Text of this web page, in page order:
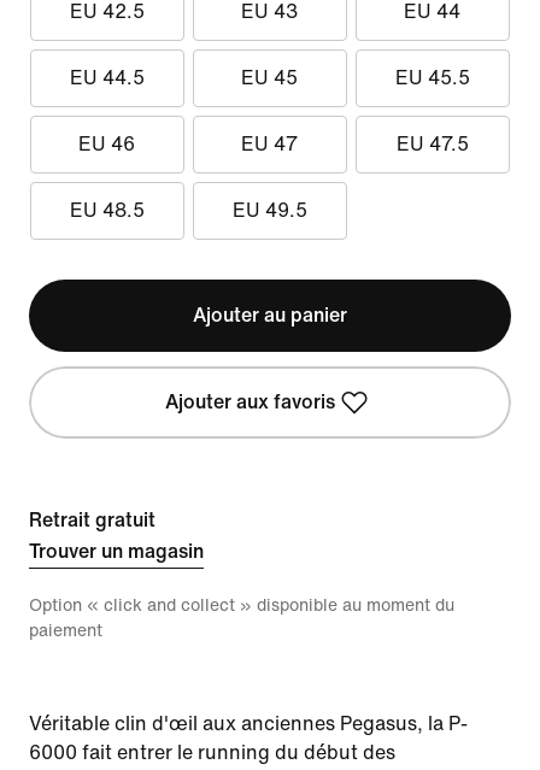
EU 42.5 EU 43 EU 44
EU 44.5 EU 45 EU 45.5
EU 46 EU 47 EU 47.5
EU 48.5 EU 49.5
Ajouter au panier
Ajouter aux favoris
Retrait gratuit
Trouver un magasin
Option « click and collect » disponible au moment du
paiement
Véritable clin d'œil aux anciennes Pegasus, la P-
6000 fait entrer le running du début des